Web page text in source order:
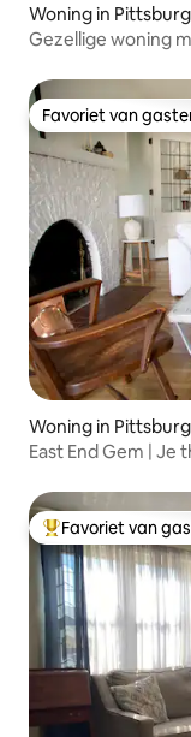
Woning in
Gezellige woning
Favoriet van
Favoriet van
Woning in
East End Gem | Je
Topfavoriet van
Favoriet van